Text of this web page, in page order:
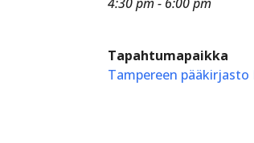
Tapahtumapaikka
Tampereen